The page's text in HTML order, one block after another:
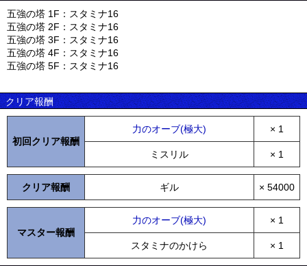
五強の塔 1F：スタミナ16
五強の塔 2F：スタミナ16
五強の塔 3F：スタミナ16
五強の塔 4F：スタミナ16
五強の塔 5F：スタミナ16
クリア報酬
初回クリア報酬
力のオーブ(極大) × 1
ミスリル × 1
クリア報酬 ギル × 54000
マスター報酬
力のオーブ(極大) × 1
スタミナのかけら × 1